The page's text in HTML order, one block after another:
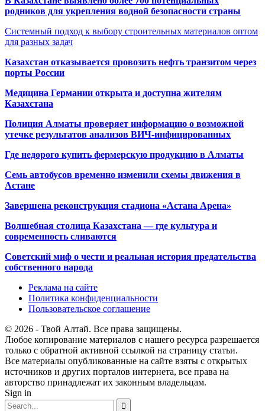
родников для укрепления водной безопасности страны
Системный подход к выбору строительных материалов оптом
для разных задач
Казахстан отказывается провозить нефть транзитом через
порты России
Медицина Германии открыта и доступна жителям
Казахстана
Полиция Алматы проверяет информацию о возможной
утечке результатов анализов ВИЧ-инфицированных
Где недорого купить фермерскую продукцию в Алматы
Семь автобусов временно изменили схемы движения в
Астане
Завершена реконструкция стадиона «Астана Арена»
Волшебная столица Казахстана — где культура и
современность сливаются
Советский миф о чести и реальная история предательства
собственного народа
Реклама на сайте
Политика конфиденциальности
Пользовательское соглашение
© 2026 - Твой Алтай. Все права защищены.
Любое копирование материалов с нашего ресурса разрешается
только с обратной активной ссылкой на страницу статьи.
Все материалы опубликованные на сайте взяты с открытых
источников и других порталов интернета, все права на
авторство принадлежат их законным владельцам.
Sign in